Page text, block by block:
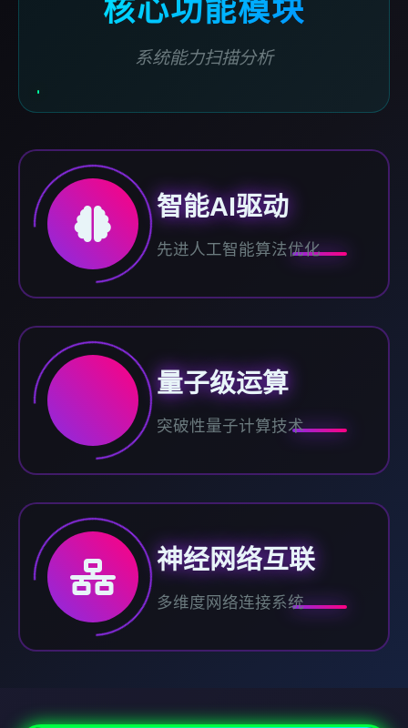
核心功能模块
系统能力扫描分析
智能AI驱动
先进人工智能算法优化
量子级运算
突破性量子计算技术
神经网络互联
多维度网络连接系统